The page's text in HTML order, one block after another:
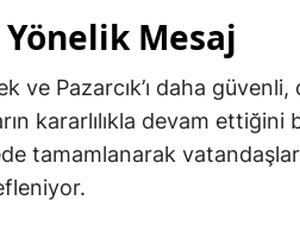
Mesaj
ve Pazarcık’ı daha
kararlılıkla devam ettiğini
tamamlanarak